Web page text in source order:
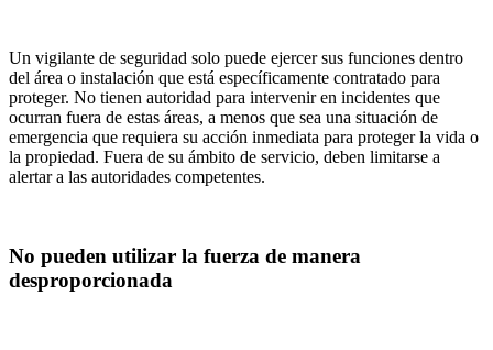
Un vigilante de seguridad solo puede ejercer sus funciones dentro
del área o instalación que está específicamente contratado para
proteger. No tienen autoridad para intervenir en incidentes que
ocurran fuera de estas áreas, a menos que sea una situación de
emergencia que requiera su acción inmediata para proteger la vida o
la propiedad. Fuera de su ámbito de servicio, deben limitarse a
alertar a las autoridades competentes.
No pueden utilizar la fuerza de manera
desproporcionada